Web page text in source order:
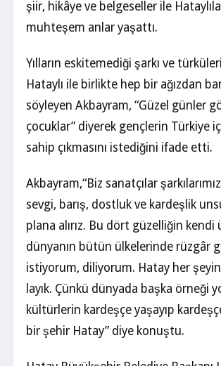
şiir, hikâye ve belgeseller ile
muhteşem anlar yaşattı.
Yılların eskitemediği şarkı ve
Hataylı ile birlikte hep bir ağızdan
söyleyen Akbayram, “Güzel günler
çocuklar” diyerek gençlerin Türkiye
sahip çıkmasını istediğini ifade etti.
Akbayram,“Biz sanatçılar
sevgi, barış, dostluk ve kardeşlik
plana alırız. Bu dört güzelliğin kendi
dünyanın bütün ülkelerinde rüzgâr
istiyorum, diliyorum. Hatay her
layık. Çünkü dünyada başka örneği
kültürlerin kardeşçe yaşayıp
bir şehir Hatay” diye konuştu.